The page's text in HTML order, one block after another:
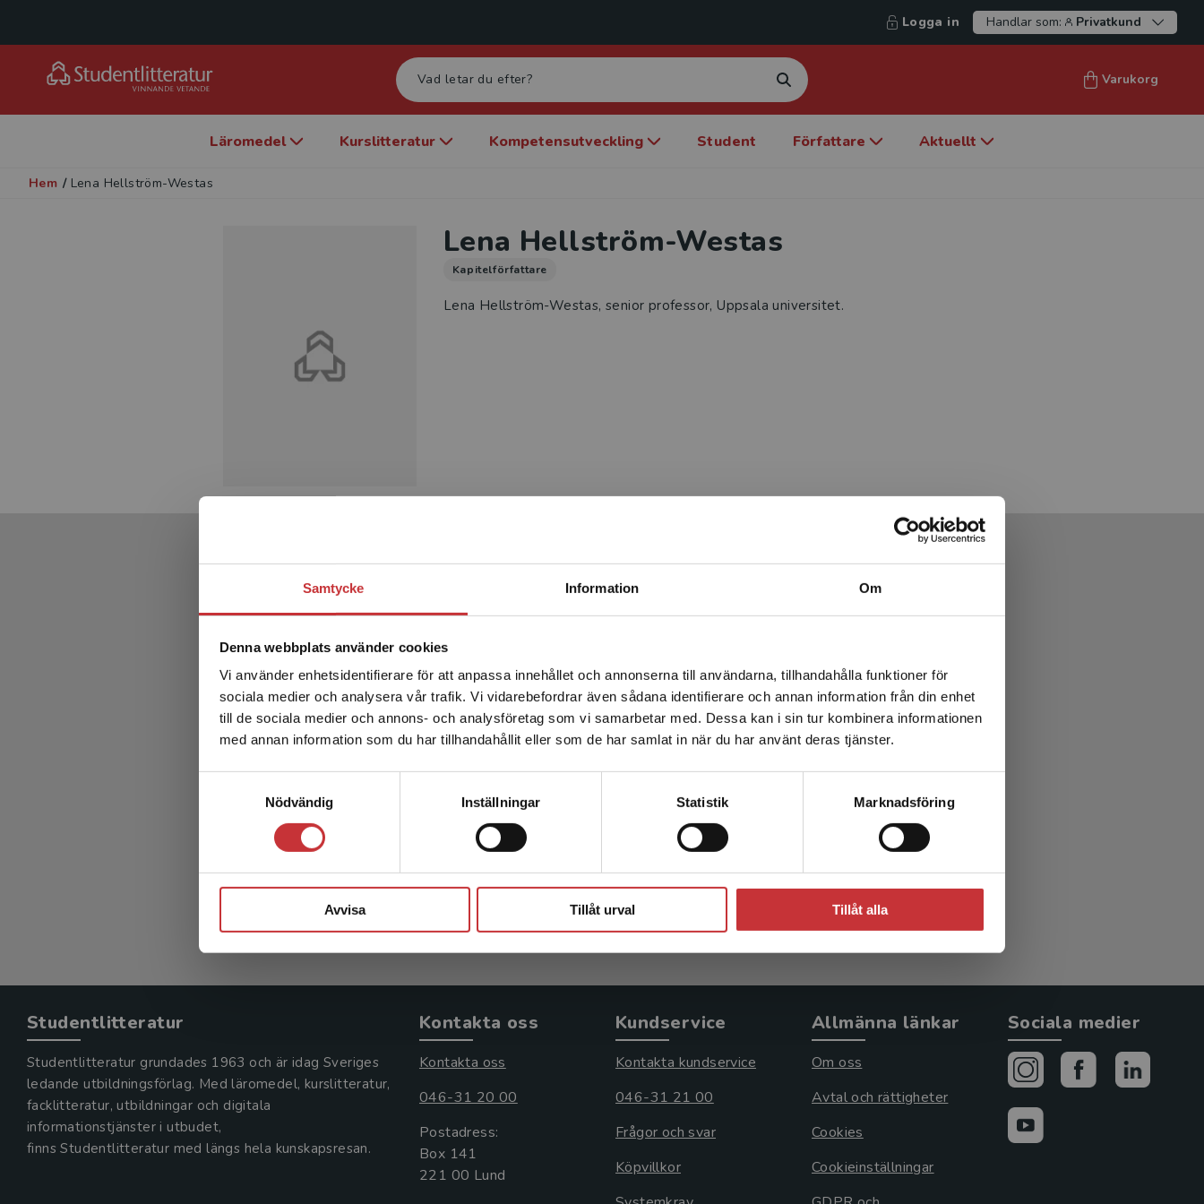
Samtycke Information Om
Denna webbplats använder cookies
Vi använder enhetsidentifierare för att anpassa innehållet och annonserna till användarna, tillhandahålla funktioner för
sociala medier och analysera vår trafik. Vi vidarebefordrar även sådana identifierare och annan information från din enhet
till de sociala medier och annons- och analysföretag som vi samarbetar med. Dessa kan i sin tur kombinera informationen
med annan information som du har tillhandahållit eller som de har samlat in när du har använt deras tjänster.
Nödvändig
Inställningar Statistik Marknadsföring
Avvisa Tillåt urval Tillåt alla
Begränsad fraktregion
Det verkar som att du besöker studentlitteratur.se via en
enhet utanför Sverige. Vi erbjuder inte leveranser utanför
Sverige. För att kunna slutföra ett köp måste
leveransadressen vara i Sverige.Läs mer
Logga in Handlar som: Privatkund
Varukorg
Läromedel Kurslitteratur Kompetensutveckling Student Författare Aktuellt
Hem / Lena Hellström-Westas
Lena Hellström-Westas
Kapitelförfattare
Lena Hellström-Westas, senior professor, Uppsala universitet.
Produkter
Ådén, Ulrika m.fl. (red.)
811 krinkl. moms
Neonatologi
Ådén, Ulrika m.fl. (red.)
516 krinkl. moms
Studentlitteratur
Studentlitteratur grundades 1963 och är idag Sveriges
ledande utbildningsförlag. Med läromedel, kurslitteratur,
facklitteratur, utbildningar och digitala
informationstjänster i utbudet,
finns Studentlitteratur med längs hela kunskapsresan.
Kontakta oss
Kontakta oss
046-31 20 00
Postadress:
Box 141
221 00 Lund
Kundservice
Kontakta kundservice
046-31 21 00
Frågor och svar
Köpvillkor
Allmänna länkar
Om oss
Avtal och rättigheter
Cookies
Cookieinställningar
Sociala medier